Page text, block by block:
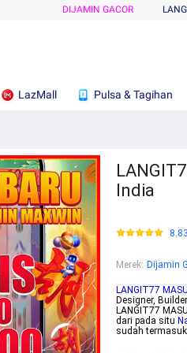
DIJAMIN GACOR
LazMall Pulsa & Tagihan
India
Merek: Dijamin
LANGIT77
Designer,
LANGIT77
dari pada situ
sudah